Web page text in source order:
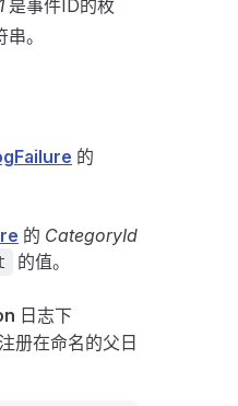
是事件ID的枚
。
的
的 CategoryId
的值。
日志下
注册在命名的父日